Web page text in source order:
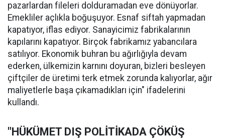
pazarlardan fileleri dolduramadan eve dönüyorlar.
Emekliler açlıkla boğuşuyor. Esnaf siftah yapmadan
kapatıyor, iflas ediyor. Sanayicimiz fabrikalarının
kapılarını kapatıyor. Birçok fabrikamız yabancılara
satılıyor. Ekonomik buhran bu ağırlığıyla devam
ederken, ülkemizin karnını doyuran, bizleri besleyen
çiftçiler de üretimi terk etmek zorunda kalıyorlar, ağır
maliyetlerle başa çıkamadıkları için" ifadelerini
kullandı.
"HÜKÜMET DIŞ POLİTİKADA ÇÖKÜŞ